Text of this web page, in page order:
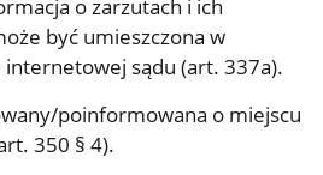
o zarzutach i ich
być umieszczona w
internetowej sądu (art. 337a).
poinformowana o miejscu
350 § 4).